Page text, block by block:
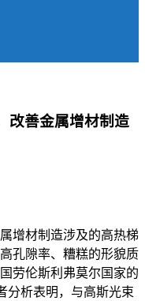
改善金属增材制造
增材制造涉及的高热梯
孔隙率、糟糕的形貌质
劳伦斯利弗莫尔国家的
分析表明，与高斯光束